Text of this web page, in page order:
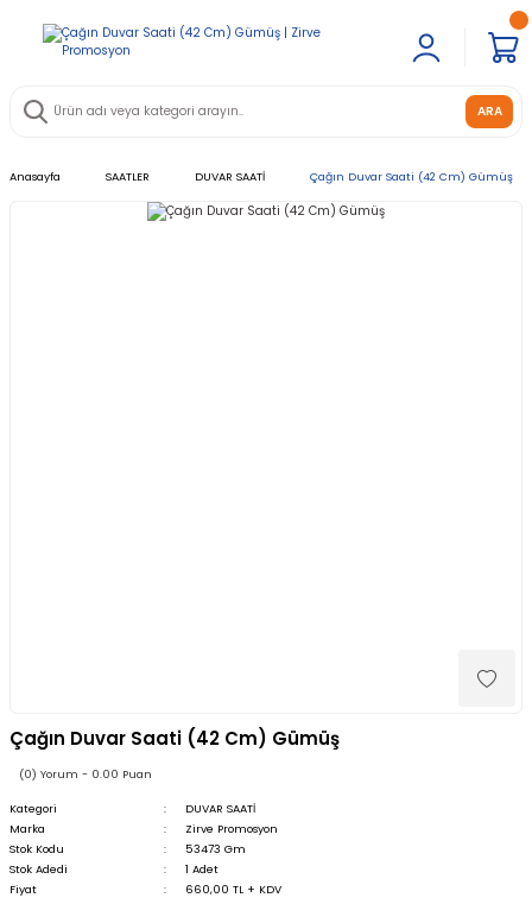
ARA
Anasayfa SAATLER DUVAR SAATİ Çağın Duvar Saati (42 Cm) Gümüş
Çağın Duvar Saati (42 Cm) Gümüş
(0) Yorum - 0.00 Puan
Kategori
DUVAR SAATİ
Marka
Zirve Promosyon
Stok Kodu
53473 Gm
Stok Adedi
1 Adet
Fiyat
660,00 TL + KDV